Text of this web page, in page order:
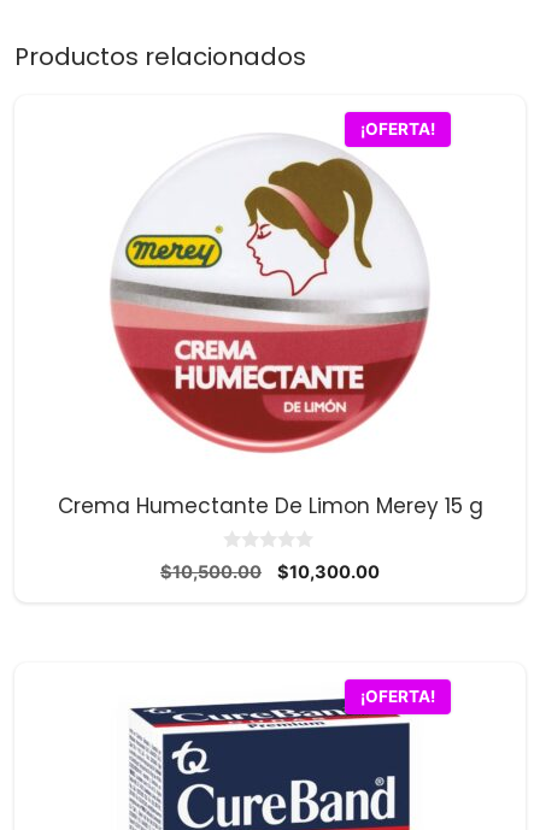
Productos relacionados
¡OFERTA!
Crema Humectante De Limon Merey 15 g
0
d
$10,500.00
El
$10,300.00El
¡OFERTA!